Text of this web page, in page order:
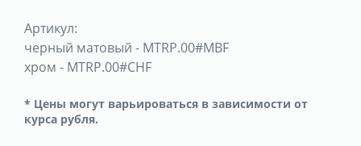
Артикул:
черный матовый - MTRP.00#MBF
хром - MTRP.00#CHF
* Цены могут варьироваться в зависимости от
курса рубля.